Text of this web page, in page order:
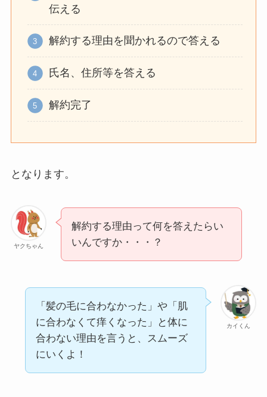
伝える
解約する理由を聞かれるので答える
氏名、住所等を答える
解約完了
となります。
ヤクちゃん
解約する理由って何を答えたらい
いんですか・・・？
カイくん
「髪の毛に合わなかった」や「肌
に合わなくて痒くなった」と体に
合わない理由を言うと、スムーズ
にいくよ！